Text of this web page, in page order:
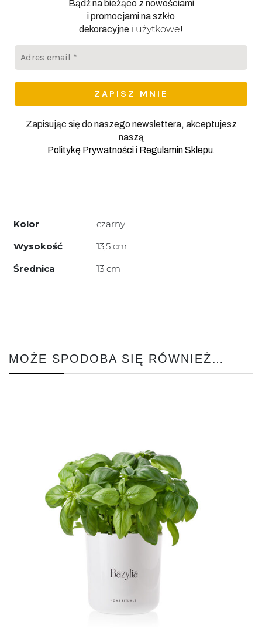
Bądź na bieżąco z nowościami
i promocjami na szkło
dekoracyjne i użytkowe!
Zapisując się do naszego newslettera, akceptujesz
naszą
Politykę Prywatnościi Regulamin Sklepu
Kolor
czarny
Wysokość
13,5 cm
Średnica
13 cm
MOŻE SPODOBA SIĘ RÓWNIEŻ…